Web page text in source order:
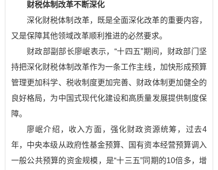
财税体制改革不断深化
深化财税体制改革，既是全面深化改革的重要内容，
又是保障其他领域改革顺利推进的必然要求。
财政部副部长廖岷表示，“十四五”期间，财政部门坚
持把深化财税体制改革作为一条工作主线，加快形成预算
管理更加科学、税收制度更加完善、财政体制更加健全的
良好格局，为中国式现代化建设和高质量发展提供制度保
障。
廖岷介绍，收入方面，强化财政资源统筹，过去4
年，中央本级从政府性基金预算、国有资本经营预算调入
一般公共预算的资金规模，是“十三五”同期的10倍多，增